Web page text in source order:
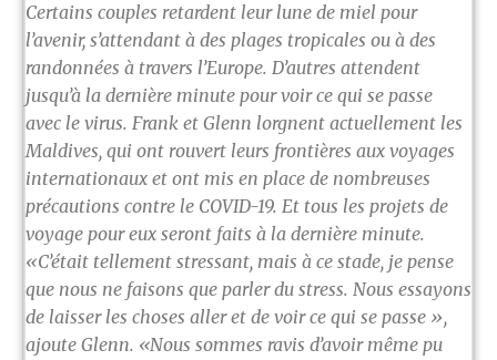
Certains couples retardent leur lune de miel pour
l’avenir, s’attendant à des plages tropicales ou à des
randonnées à travers l’Europe. D’autres attendent
jusqu’à la dernière minute pour voir ce qui se passe
avec le virus. Frank et Glenn lorgnent actuellement les
Maldives, qui ont rouvert leurs frontières aux voyages
internationaux et ont mis en place de nombreuses
précautions contre le COVID-19. Et tous les projets de
voyage pour eux seront faits à la dernière minute.
«C’était tellement stressant, mais à ce stade, je pense
que nous ne faisons que parler du stress. Nous essayons
de laisser les choses aller et de voir ce qui se passe »,
ajoute Glenn. «Nous sommes ravis d’avoir même pu